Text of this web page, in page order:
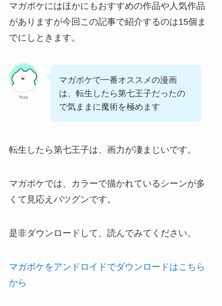
マガポケにはほかにもおすすめの作品や人気作品
がありますが今回この記事で紹介するのは15個ま
でにしときます。
huo
マガポケで一番オススメの漫画
は、転生したら第七王子だったの
で気ままに魔術を極めます
転生したら第七王子は、画力が凄まじいです。
マガポケでは、カラーで描かれているシーンが多
くて見応えバツグンです。
是非ダウンロードして、読んでみてください。
マガポケをアンドロイドでダウンロードはこちら
から